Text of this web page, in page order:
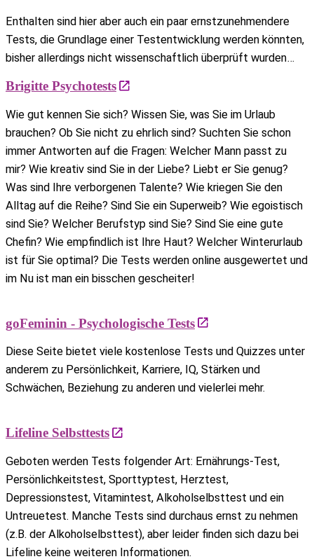
Enthalten sind hier aber auch ein paar ernstzunehmendere
Tests, die Grundlage einer Testentwicklung werden könnten,
bisher allerdings nicht wissenschaftlich überprüft wurden…
Brigitte Psychotests
Wie gut kennen Sie sich? Wissen Sie, was Sie im Urlaub
brauchen? Ob Sie nicht zu ehrlich sind? Suchten Sie schon
immer Antworten auf die Fragen: Welcher Mann passt zu
mir? Wie kreativ sind Sie in der Liebe? Liebt er Sie genug?
Was sind Ihre verborgenen Talente? Wie kriegen Sie den
Alltag auf die Reihe? Sind Sie ein Superweib? Wie egoistisch
sind Sie? Welcher Berufstyp sind Sie? Sind Sie eine gute
Chefin? Wie empfindlich ist Ihre Haut? Welcher Winterurlaub
ist für Sie optimal? Die Tests werden online ausgewertet und
im Nu ist man ein bisschen gescheiter!
goFeminin - Psychologische Tests
Diese Seite bietet viele kostenlose Tests und Quizzes unter
anderem zu Persönlichkeit, Karriere, IQ, Stärken und
Schwächen, Beziehung zu anderen und vielerlei mehr.
Lifeline Selbsttests
Geboten werden Tests folgender Art: Ernährungs-Test,
Persönlichkeitstest, Sporttyptest, Herztest,
Depressionstest, Vitamintest, Alkoholselbsttest und ein
Untreuetest. Manche Tests sind durchaus ernst zu nehmen
(z.B. der Alkoholselbsttest), aber leider finden sich dazu bei
Lifeline keine weiteren Informationen.